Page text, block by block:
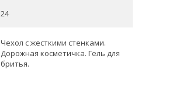
24
Чехол с жесткими стенками.
Дорожная косметичка. Гель для
бритья.